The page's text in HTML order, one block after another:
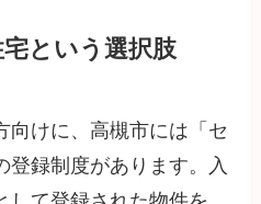
という選択肢
向けに、高槻市には「セ
登録制度があります。入